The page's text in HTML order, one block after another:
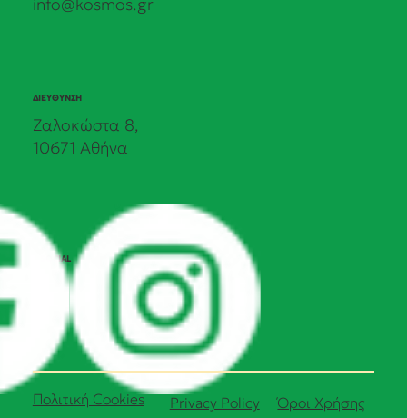
ΔΙΕΥΘΥΝΣΗ
Ζαλοκώστα 8,
10671 Αθήνα
SOCIAL
Πολιτική Cookies Όροι Χρήσης
Privacy Policy